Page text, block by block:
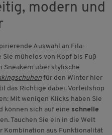
modern und
Auswahl an Fila-
mühelos von Kopf bis Fuß
Sneakern über stylische
für den Winter hier
das Richtige dabei. Vorteilshop
Mit wenigen Klicks haben Sie
können sich auf eine schnelle
Tauchen Sie ein in die Welt
Kombination aus Funktionalität